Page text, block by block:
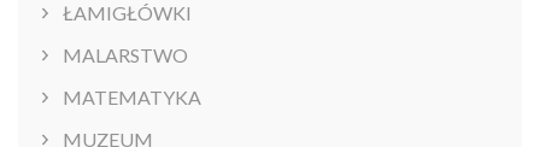
ŁAMIGŁÓWKI
MALARSTWO
MATEMATYKA
MUZEUM